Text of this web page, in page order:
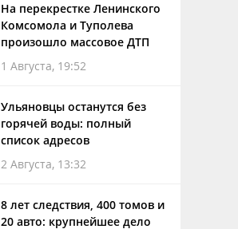
На перекрестке Ленинского
Комсомола и Туполева
произошло массовое ДТП
1 Августа, 19:52
Ульяновцы останутся без
горячей воды: полный
список адресов
2 Августа, 13:32
8 лет следствия, 400 томов и
20 авто: крупнейшее дело